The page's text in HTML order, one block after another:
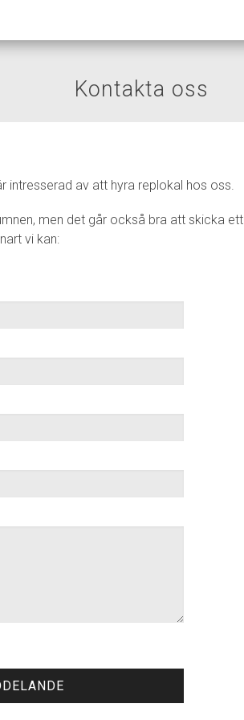
Kontakta oss
intresserad av att hyra replokal hos oss.
men det går också bra att skicka ett
vi kan: